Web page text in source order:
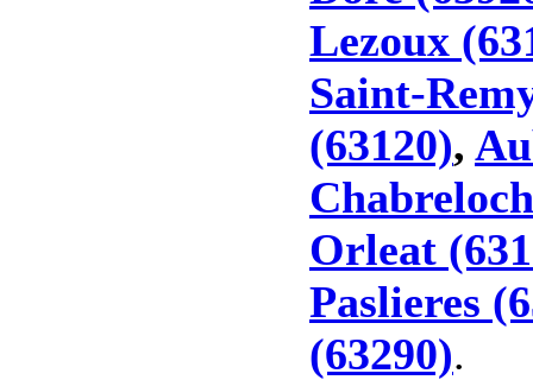
Lezoux
Saint-
(63120),
Orleat
Paslieres
(63290).